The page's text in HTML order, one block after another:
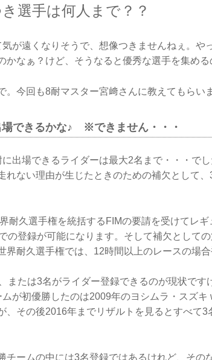
選手は何人まで？？
が遠くなりそうで、想像つきませんねぇ。や
かなぁ？けど、そうなると優秀な選手を集め
。今回も8耐マスター宮﨑さんに教えてもらい
場できるかな♪ ※できません・・・
出場できるライダーは最大2名まで・・・で
れない理由が生じたときのための補欠として
耐久選手権を統括するFIMの要請を受けてレ
の登録が可能になります。そして補欠として
界耐久選手権では、12時間以上のレースの場
または3名がライダー登録できるのが現状です
が初優勝したのは2009年のヨシムラ・スズ
、その後2016年までリザルトを見るとすべて3
チームの中には3名登録ではあるけれど、その